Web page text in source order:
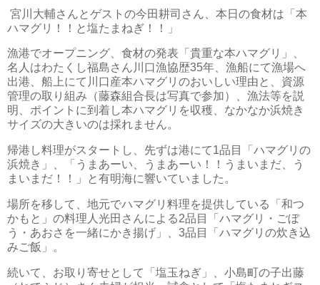
宮川大輔さんとゲストの今田耕司さん、本日の食材は「本
ハマグリ！！と塩たまねぎ！！」
漁港でオープニング、食材の発表「貴重な本ハマグリ」、
名人はわたくし福島さん川口漁協歴35年、漁船にて漁場へ
出港、船上にて川口産本ハマグリのおいしい理由と、資源
管理の取り組み（藤森組合長は写真で参加）、漁法等を説
明、ポイントに到着し本ハマグリを収穫、なかなか浜焼き
サイズの大きいのは採れません。
帰港し料理がスタートし、先ずは港にて1品目「ハマグリの
浜焼き」、「うまあーい、うまあーい！！うまいまだ、う
まいまだ！！」と有明海に響いていました。
場所を移して、地元でハマグリ料理を提供している「和つ
かもと」の料理人光田さんによる2品目「ハマグリ・ごぼ
う・あおさを一緒にかき揚げ」、3品目「ハマグリの炊き込
みご飯」。
続いて、お取り寄せとして「塩玉ねぎ」、小島町の子出藤